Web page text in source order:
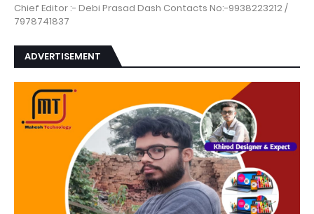
Chief Editor :- Debi Prasad Dash Contacts No:-9938223212 /
7978741837
ADVERTISEMENT